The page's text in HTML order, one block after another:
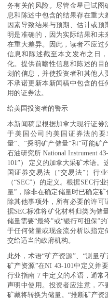
务有关的风险。尽管金星已试图
息和陈述中包含的结果存在重
因素导致结果与预期、估计或
明是准确的，因为实际结果和
在重大差异。因此，读者不应过
信息和陈述截至本文发布之日
化。提供前瞻性信息和陈述的目
划的信息，并使投资者和其他人
不承诺更新本新闻稿中包含的任
用的证券法。
给美国投资者的警示
本新闻稿是根据加拿大现行证券
于美国公司的美国证券法的
量”、“探明矿产储量”和“可能矿
石油研究所 National Instrument
101”） 定义的加拿大采矿术语。
国证券交易法（“交易法”）行
（“SEC”）的定义。根据SEC行
量”，除非在确定储量时已确定
除其他事项外，所有必要的许
据SEC标准将矿化材料归类为储
储量需要“最终”或“银行可担保”
于任何储量或现金流分析以指定
交给适当的政府机构。
此外，术语“矿产资源”、“测量
矿产资源”在NI 43-101中定义并
行业指南 7 中定义的术语，通常
声明中使用。投资者应注意，不
矿藏将转换为储量。“推断矿产